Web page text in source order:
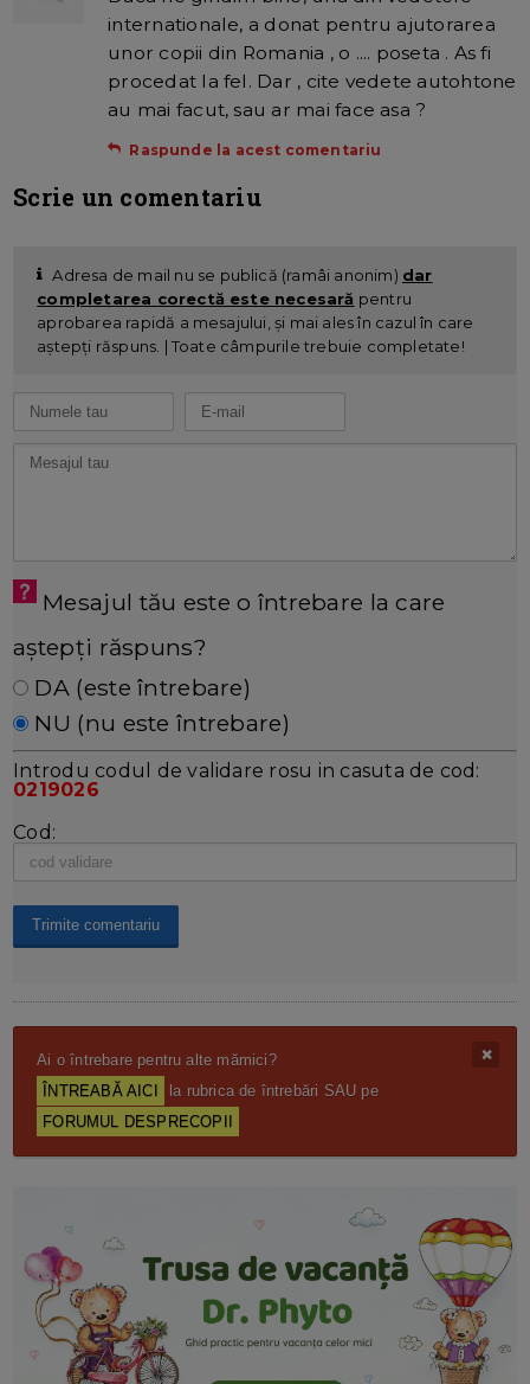
internationale, a donat pentru ajutorarea
unor copii din Romania , o .... poseta . As fi
procedat la fel. Dar , cite vedete autohtone
au mai facut, sau ar mai face asa ?
Raspunde la acest comentariu
Scrie un comentariu
Adresa de mail nu se publică (ramâi anonim) dar
completarea corectă este necesară pentru
aprobarea rapidă a mesajului, și mai ales în cazul în care
aștepți răspuns. | Toate câmpurile trebuie completate!
Mesajul tău este o întrebare la care
aștepți răspuns?
DA (este întrebare)
NU (nu este întrebare)
Introdu codul de validare rosu in casuta de cod:
0219026
Cod:
Ai o întrebare pentru alte mămici?
ÎNTREABĂ AICI
la rubrica de întrebări SAU pe
FORUMUL DESPRECOPII